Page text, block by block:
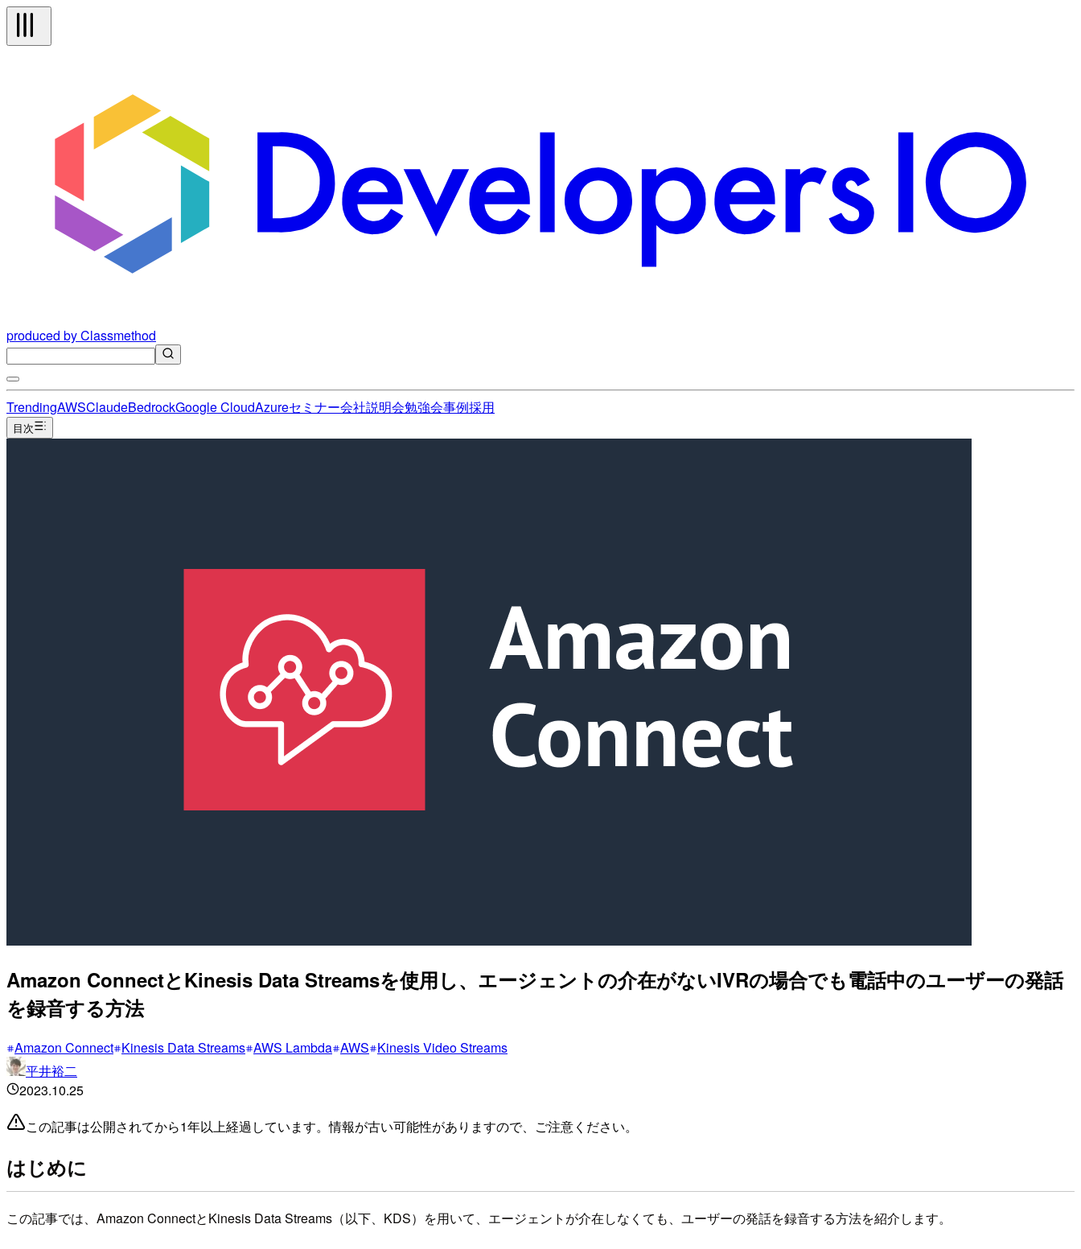
produced by Classmethod
TrendingAWSClaudeBedrockGoogle CloudAzureセミナー会社説明会勉強会事例採用
目次
Amazon ConnectとKinesis Data Streamsを使用し、エージェントの介在がないIVRの場合でも電話中のユーザーの発話
を録音する方法
Amazon Connect Kinesis Data Streams AWS Lambda AWS Kinesis Video Streams
平井裕二
2023.10.25
この記事は公開されてから1年以上経過しています。情報が古い可能性がありますので、ご注意ください。
はじめに
この記事では、Amazon ConnectとKinesis Data Streams（以下、KDS）を用いて、エージェントが介在しなくても、ユーザーの発話を録音する方法を紹介します。